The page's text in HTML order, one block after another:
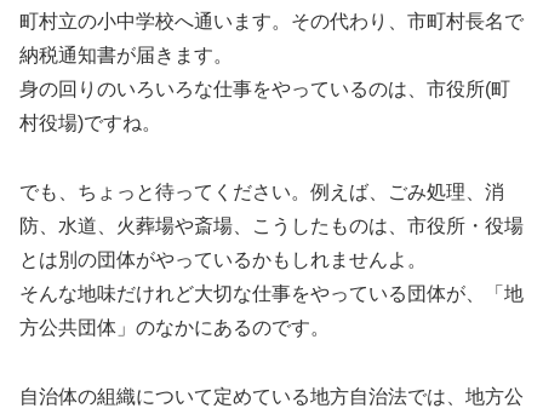
町村立の小中学校へ通います。その代わり、市町村長名で
納税通知書が届きます。
身の回りのいろいろな仕事をやっているのは、市役所(町
村役場)ですね。
でも、ちょっと待ってください。例えば、ごみ処理、消
防、水道、火葬場や斎場、こうしたものは、市役所・役場
とは別の団体がやっているかもしれませんよ。
そんな地味だけれど大切な仕事をやっている団体が、「地
方公共団体」のなかにあるのです。
自治体の組織について定めている地方自治法では、地方公